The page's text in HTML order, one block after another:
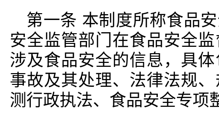
第一条 本制度所称食品
安全监管部门在食品安全
涉及食品安全的信息，具
事故及其处理、法律法规
测行政执法、食品安全专项